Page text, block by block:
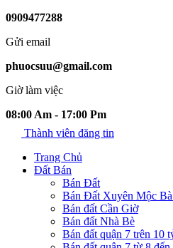
0909477288
Gửi email
phuocsuu@gmail.com
Giờ làm việc
08:00 Am - 17:00 Pm
Thành viên đăng tin
Trang Chủ
Đất Bán
Bán Đất
Bán Đất Xuyên Mộc
Bán đất Cần Giờ
Bán đất Nhà Bè
Bán đất quận 7 trên 10